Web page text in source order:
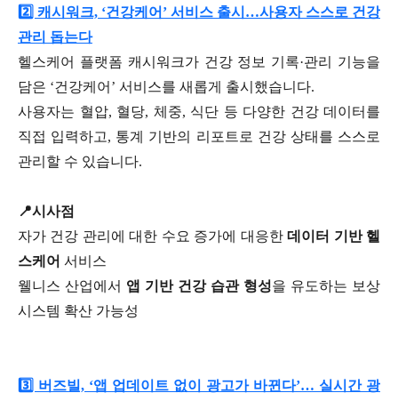
2️⃣ 캐시워크, ‘건강케어’ 서비스 출시…사용자 스스로 건강
관리 돕는다
헬스케어 플랫폼 캐시워크가 건강 정보 기록·관리 기능을
담은 ‘건강케어’ 서비스를 새롭게 출시했습니다.
사용자는 혈압, 혈당, 체중, 식단 등 다양한 건강 데이터를
직접 입력하고, 통계 기반의 리포트로 건강 상태를 스스로
관리할 수 있습니다.
📍시사점
자가 건강 관리에 대한 수요 증가에 대응한데이터 기반 헬
스케어 서비스
웰니스 산업에서 앱 기반 건강 습관 형성을 유도하는 보상
시스템 확산 가능성
3️⃣ 버즈빌, ‘앱 업데이트 없이 광고가 바뀐다’… 실시간 광